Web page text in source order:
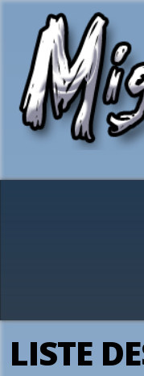
LISTE